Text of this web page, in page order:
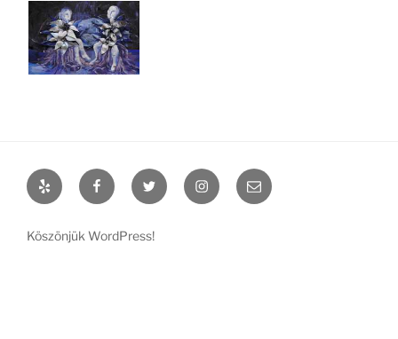
Yelp FacebookTwitter InstagramEmail
Köszönjük WordPress!